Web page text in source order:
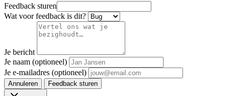
Feedback sturen
Wat voor feedback is dit?
Je bericht
Je naam (optioneel)
Je e-mailadres (optioneel)
Annuleren Feedback sturen